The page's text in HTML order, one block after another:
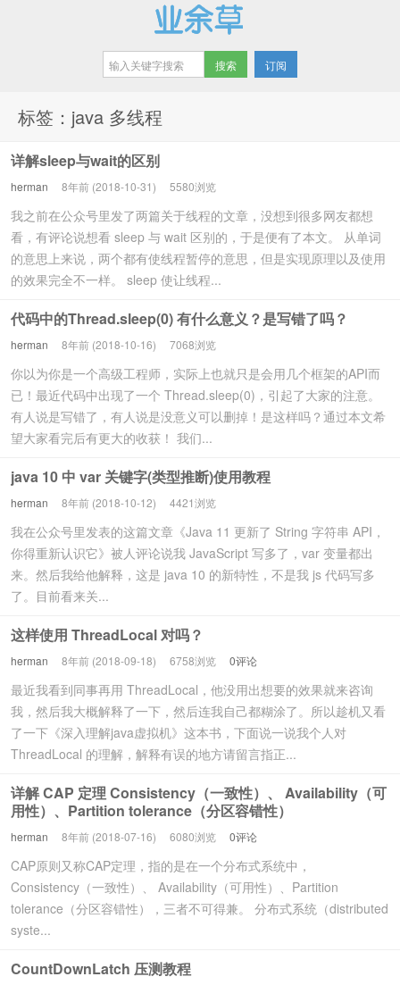
订阅
标签：java 多线程
详解sleep与wait的区别
herman 8年前 (2018-10-31) 5580浏览
我之前在公众号里发了两篇关于线程的文章，没想到很多网友都想
看，有评论说想看 sleep 与 wait 区别的，于是便有了本文。 从单词
的意思上来说，两个都有使线程暂停的意思，但是实现原理以及使用
的效果完全不一样。 sleep 使让线程...
代码中的Thread.sleep(0) 有什么意义？是写错了吗？
herman 8年前 (2018-10-16) 7068浏览
你以为你是一个高级工程师，实际上也就只是会用几个框架的API而
已！最近代码中出现了一个 Thread.sleep(0)，引起了大家的注意。
有人说是写错了，有人说是没意义可以删掉！是这样吗？通过本文希
望大家看完后有更大的收获！ 我们...
java 10 中 var 关键字(类型推断)使用教程
herman 8年前 (2018-10-12) 4421浏览
我在公众号里发表的这篇文章《Java 11 更新了 String 字符串 API，
你得重新认识它》被人评论说我 JavaScript 写多了，var 变量都出
来。然后我给他解释，这是 java 10 的新特性，不是我 js 代码写多
了。目前看来关...
这样使用 ThreadLocal 对吗？
herman 8年前 (2018-09-18) 6758浏览 0评论
最近我看到同事再用 ThreadLocal，他没用出想要的效果就来咨询
我，然后我大概解释了一下，然后连我自己都糊涂了。所以趁机又看
了一下《深入理解java虚拟机》这本书，下面说一说我个人对
ThreadLocal 的理解，解释有误的地方请留言指正...
详解 CAP 定理 Consistency（一致性）、 Availability（可
用性）、Partition tolerance（分区容错性）
herman 8年前 (2018-07-16) 6080浏览 0评论
CAP原则又称CAP定理，指的是在一个分布式系统中，
Consistency（一致性）、 Availability（可用性）、Partition
tolerance（分区容错性），三者不可得兼。 分布式系统（distributed
syste...
CountDownLatch 压测教程